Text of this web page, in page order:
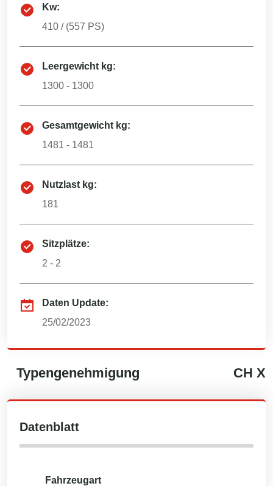
Kw:
410 / (557 PS)
Leergewicht kg:
1300 - 1300
Gesamtgewicht kg:
1481 - 1481
Nutzlast kg:
181
Sitzplätze:
2 - 2
Daten Update:
25/02/2023
Typengenehmigung CH X
Datenblatt
Fahrzeugart